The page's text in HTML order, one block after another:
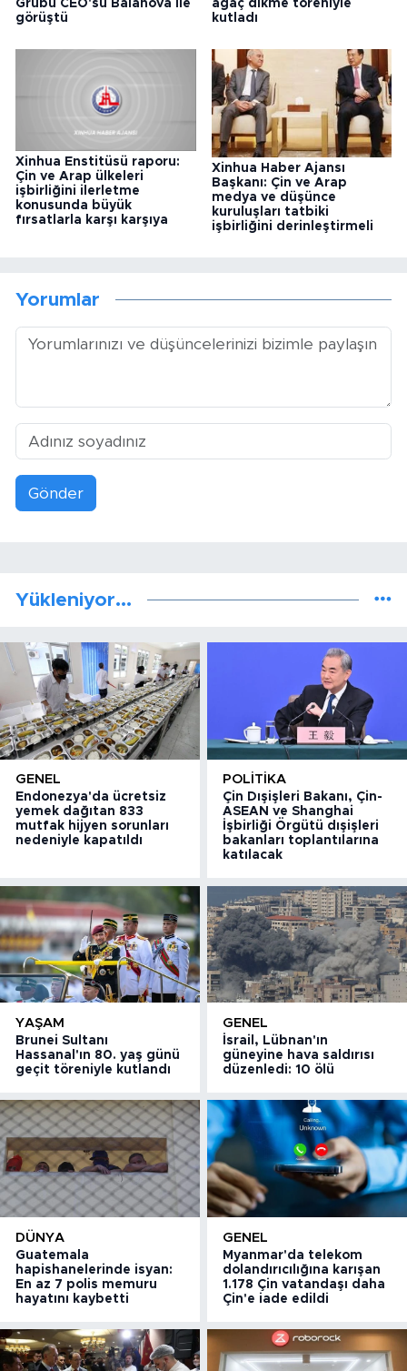
Grubu CEO'su Balanova ile
görüştü
ağaç dikme töreniyle
kutladı
Xinhua Enstitüsü raporu:
Çin ve Arap ülkeleri
işbirliğini ilerletme
konusunda büyük
fırsatlarla karşı karşıya
Xinhua Haber Ajansı
Başkanı: Çin ve Arap
medya ve düşünce
kuruluşları tatbiki
işbirliğini derinleştirmeli
Yorumlar
Gönder
Yükleniyor...
GENEL
Endonezya'da ücretsiz
yemek dağıtan 833
mutfak hijyen sorunları
nedeniyle kapatıldı
POLITIKA
Çin Dışişleri Bakanı, Çin-
ASEAN ve Shanghai
İşbirliği Örgütü dışişleri
bakanları toplantılarına
katılacak
YAŞAM
Brunei Sultanı
Hassanal'ın 80. yaş günü
geçit töreniyle kutlandı
GENEL
İsrail, Lübnan'ın
güneyine hava saldırısı
düzenledi: 10 ölü
DÜNYA
Guatemala
hapishanelerinde isyan:
En az 7 polis memuru
hayatını kaybetti
GENEL
Myanmar'da telekom
dolandırıcılığına karışan
1.178 Çin vatandaşı daha
Çin'e iade edildi